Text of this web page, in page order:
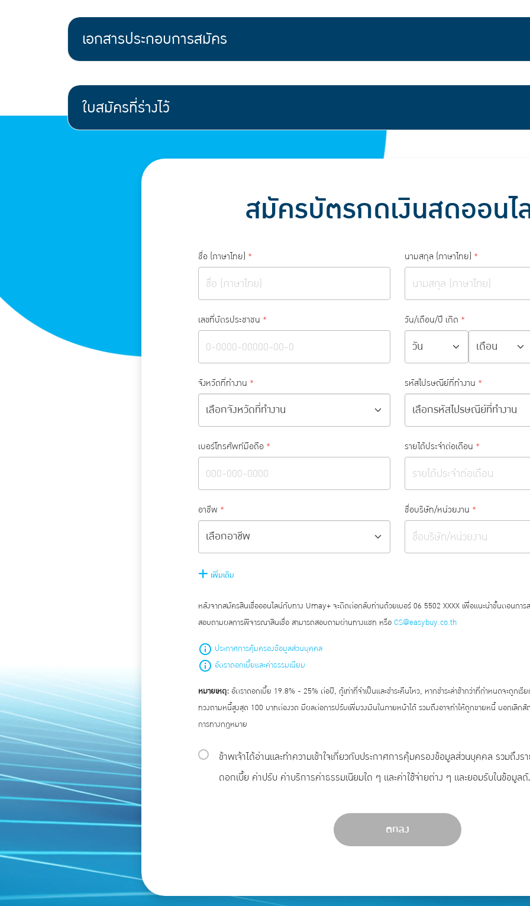
เอกสารประกอบการสมัคร
ใบสมัครที่ร่างไว้
สมัครบัตรกดเงินสดออนไ
ชื่อ (ภาษาไทย) * นามสกุล (ภาษาไทย) *
เลขที่บัตรประชาชน * วัน/เดือน/ปี เกิด *
จังหวัดที่ทำงาน * รหัสไปรษณีย์ที่ทำงาน *
เบอร์โทรศัพท์มือถือ * รายได้ประจำต่อเดือน *
อาชีพ * ชื่อบริษัท/หน่วยงาน *
เพิ่มเติม
หลังจากสมัครสินเชื่อออนไลน์กับทาง Umay+ จะติดต่อกลับท่านด้วยเบอร์ 06 5502 XXXX เพื่อแนะนำขั้นตอนกา
สอบถามผลการพิจารณาสินเชื่อ สามารถสอบถามผ่านทางแชท หรือCS@easybuy.co.th
ประกาศการคุ้มครองข้อมูลส่วนบุคคล
อัตราดอกเบี้ยและค่าธรรมเนียม
หมายเหตุ:อัตราดอกเบี้ย 19.8% - 25% ต่อปี, กู้เท่าที่จำเป็นและชำระคืนไหว, หากชำระล่าช้ากว่าที่กำหนดจะถูกเรี
ทวงถามหนี้สูงสุด 100 บาทต่องวด มีผลต่อการปรับเพิ่มวงเงินในภายหน้าได้ รวมถึงอาจทำให้ถูกขายหนี้ บอกเลิก
การทางกฎหมาย
ข้าพเจ้าได้อ่านและทำความเข้าใจเกี่ยวกับประกาศการคุ้มครองข้อมูลส่วนบุคคล รวมถึงร
ดอกเบี้ย ค่าปรับ ค่าบริการค่าธรรมเนียมใด ๆ และค่าใช้จ่ายต่าง ๆ และยอมรับในข้อมูล
ตกลง